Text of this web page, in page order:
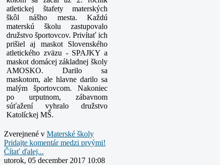
atletickej štafety materských
škôl nášho mesta. Každú
materskú školu zastupovalo
družstvo športovcov. Privítať ich
prišiel aj maskot Slovenského
atletického zväzu - SPAJKY a
maskot domácej základnej školy
AMOSKO. Darilo sa
maskotom, ale hlavne darilo sa
malým športovcom. Nakoniec
po urputnom, zábavnom
súťažení vyhralo družstvo
Katolíckej MŠ.
Zverejnené v Materské školy
Pridajte komentár medzi prvými!
Čítať ďalej...
utorok, 05 december 2017 10:08